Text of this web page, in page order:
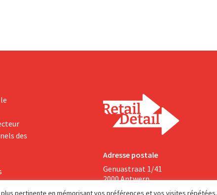
des
Adresse postale
Genuastraat 1/41
2000 Antwerp
pertinente en mémorisant vos préférences et vos visites répétées.